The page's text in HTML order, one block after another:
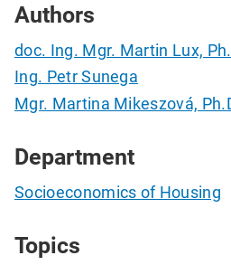
Authors
doc. Ing. Mgr. Martin Lux,
Ing. Petr Sunega
Mgr. Martina Mikeszová,
Department
Socioeconomics of Housing
Topics